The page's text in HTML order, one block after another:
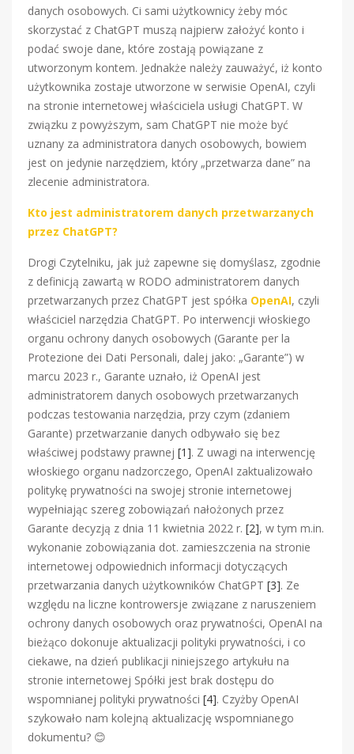
danych osobowych. Ci sami użytkownicy żeby móc
skorzystać z ChatGPT muszą najpierw założyć konto i
podać swoje dane, które zostają powiązane z
utworzonym kontem. Jednakże należy zauważyć, iż konto
użytkownika zostaje utworzone w serwisie OpenAI, czyli
na stronie internetowej właściciela usługi ChatGPT. W
związku z powyższym, sam ChatGPT nie może być
uznany za administratora danych osobowych, bowiem
jest on jedynie narzędziem, który „przetwarza dane” na
zlecenie administratora.
Kto jest administratorem danych przetwarzanych
przez ChatGPT?
Drogi Czytelniku, jak już zapewne się domyślasz, zgodnie
z definicją zawartą w RODO administratorem danych
przetwarzanych przez ChatGPT jest spółka OpenAI, czyli
właściciel narzędzia ChatGPT. Po interwencji włoskiego
organu ochrony danych osobowych (Garante per la
Protezione dei Dati Personali, dalej jako: „Garante”) w
marcu 2023 r., Garante uznało, iż OpenAI jest
administratorem danych osobowych przetwarzanych
podczas testowania narzędzia, przy czym (zdaniem
Garante) przetwarzanie danych odbywało się bez
właściwej podstawy prawnej [1]. Z uwagi na interwencję
włoskiego organu nadzorczego, OpenAI zaktualizowało
politykę prywatności na swojej stronie internetowej
wypełniając szereg zobowiązań nałożonych przez
Garante decyzją z dnia 11 kwietnia 2022 r. [2], w tym m.in.
wykonanie zobowiązania dot. zamieszczenia na stronie
internetowej odpowiednich informacji dotyczących
przetwarzania danych użytkowników ChatGPT [3]. Ze
względu na liczne kontrowersje związane z naruszeniem
ochrony danych osobowych oraz prywatności, OpenAI na
bieżąco dokonuje aktualizacji polityki prywatności, i co
ciekawe, na dzień publikacji niniejszego artykułu na
stronie internetowej Spółki jest brak dostępu do
wspomnianej polityki prywatności [4]. Czyżby OpenAI
szykowało nam kolejną aktualizację wspomnianego
dokumentu? 😊